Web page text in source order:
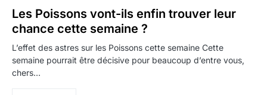
Les Poissons vont-ils enfin trouver leur
chance cette semaine ?
L’effet des astres sur les Poissons cette semaine Cette
semaine pourrait être décisive pour beaucoup d’entre vous,
chers…